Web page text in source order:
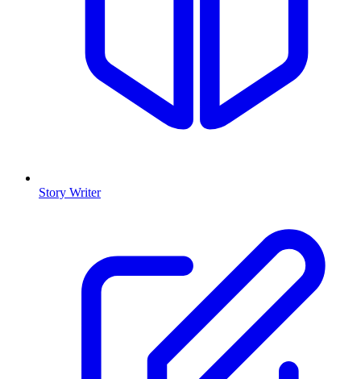
Story Writer